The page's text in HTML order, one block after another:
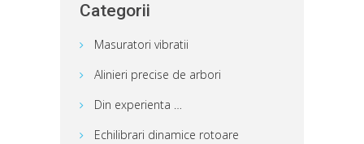
Categorii
Masuratori vibratii
Alinieri precise de arbori
Din experienta …
Echilibrari dinamice rotoare